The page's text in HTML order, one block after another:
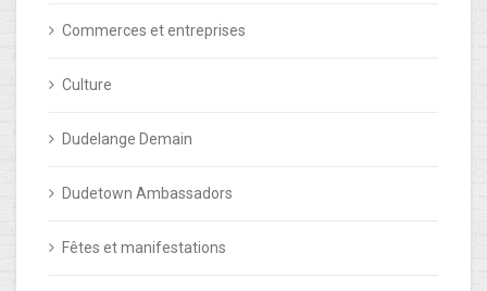
Commerces et entreprises
Culture
Dudelange Demain
Dudetown Ambassadors
Fêtes et manifestations